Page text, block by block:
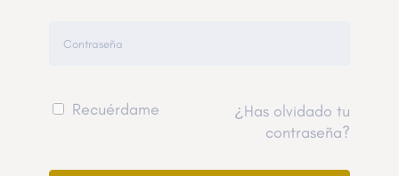
Recuérdame
¿Has olvidado tu
contraseña?